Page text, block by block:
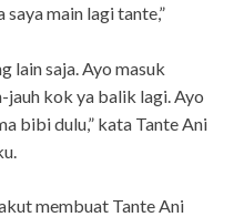
main lagi tante,”
lain saja. Ayo masuk
jauh kok ya balik lagi. Ayo
bibi dulu,” kata Tante Ani
membuat Tante Ani